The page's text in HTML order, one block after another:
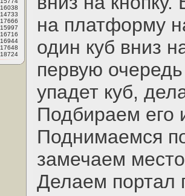
16038
14733
17666
15997
16716
16944
17648
18724
на платформу
один куб вниз
первую
упадет куб,
Подбираем его
Поднимаемся
замечаем
Делаем портал